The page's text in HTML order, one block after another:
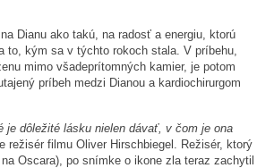
Dianu ako takú, na radosť a energiu, ktorú
to, kým sa v týchto rokoch stala. V príbehu,
mimo všadeprítomných kamier, je potom
príbeh medzi Dianou a kardiochirurgom
je dôležité lásku nielen dávať, v čom je ona
režisér filmu Oliver Hirschbiegel. Režisér, ktorý
Oscara), po snímke o ikone zla teraz zachytil